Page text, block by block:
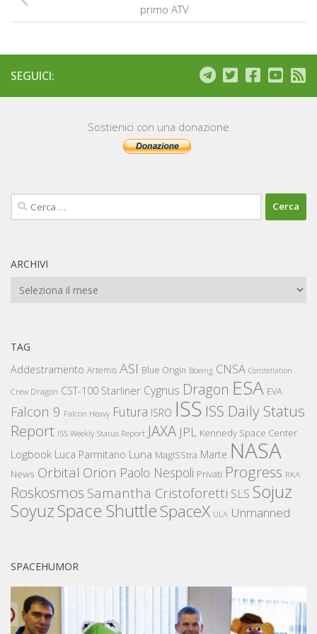
primo ATV
SEGUICI:
Sostienici con una donazione
Ricerca
per:
ARCHIVI
Archivi
TAG
Addestramento Artemis ASI Blue Origin Boeing CNSA Constellation
Crew Dragon CST-100 Starliner Cygnus Dragon ESA EVA
Falcon 9 Falcon Heavy Futura ISRO ISS ISS Daily Status
Report ISS Weekly Status Report JAXA JPL Kennedy Space Center
Logbook Luca Parmitano Luna MagISStra Marte NASA
News Orbital Orion Paolo Nespoli Privati Progress RKA
Roskosmos Samantha Cristoforetti SLS Sojuz
SoyuzSpace ShuttleSpaceX ULA Unmanned
SPACEHUMOR